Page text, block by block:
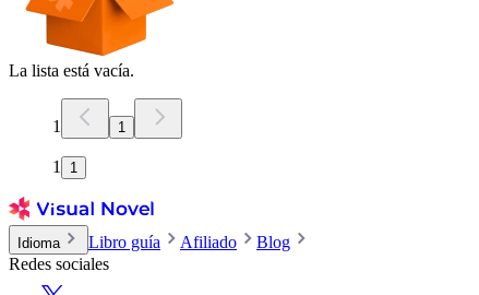
La lista está vacía.
1 1
1 1
Idioma Libro guía Afiliado
Blog
Redes sociales